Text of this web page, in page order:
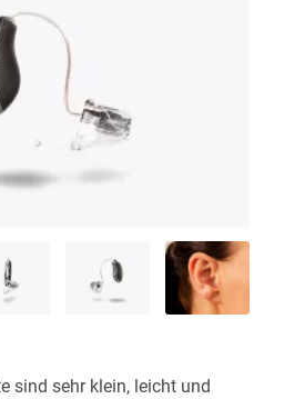
sind sehr klein, leicht und